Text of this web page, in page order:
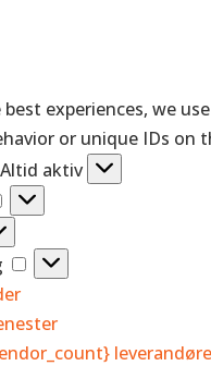
experiences, we
or unique IDs
Funktionel
Altid aktiv
Preferences
Markedsføring